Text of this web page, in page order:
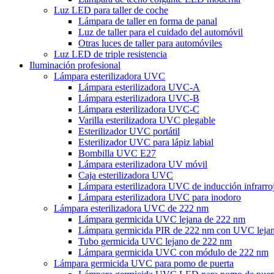
Luz LED para taller de coche
Lámpara de taller en forma de panal
Luz de taller para el cuidado del automóvil
Otras luces de taller para automóviles
Luz LED de triple resistencia
Iluminación profesional
Lámpara esterilizadora UVC
Lámpara esterilizadora UVC-A
Lámpara esterilizadora UVC-B
Lámpara esterilizadora UVC-C
Varilla esterilizadora UVC plegable
Esterilizador UVC portátil
Esterilizador UVC para lápiz labial
Bombilla UVC E27
Lámpara esterilizadora UV móvil
Caja esterilizadora UVC
Lámpara esterilizadora UVC de inducción
Lámpara esterilizadora UVC para inodoro
Lámpara esterilizadora UVC de 222 nm
Lámpara germicida UVC lejana de 222 nm
Lámpara germicida PIR de 222 nm con UVC
Tubo germicida UVC lejano de 222 nm
Lámpara germicida UVC con módulo de 222 nm
Lámpara germicida UVC para pomo de puerta